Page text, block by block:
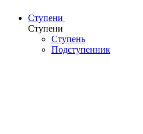
Ступени
Ступени
Ступень
Подступенник